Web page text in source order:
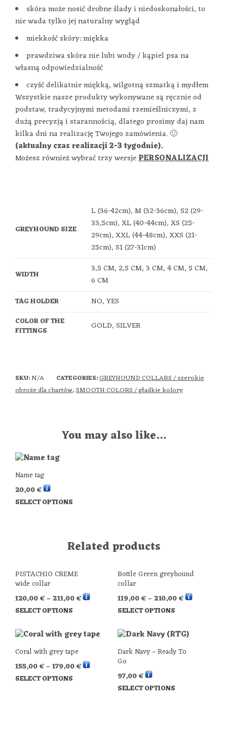
skóra może nosić drobne ślady i niedoskonałości, to
nie wada tylko jej naturalny wygląd
miekkość skóry: miękka
prawdziwa skóra nie lubi wody / kąpiel psa na
własną odpowiedzialność
czyść delikatnie miękką, wilgotną szmatką i mydłem
Wszystkie nasze produkty wykonywane są ręcznie od
podstaw, tradycyjnymi metodami rzemieślniczymi, z
dużą precyzją i starannością, dlatego prosimy daj nam
kilka dni na realizację Twojego zamówienia. 🙂
(aktualny czas realizacji 2-3 tygodnie).
Możesz również wybrać trzy wersjePERSONALIZACJI
GREYHOUND SIZE
L (36-42cm), M (32-36cm), S2 (29-
33,5cm), XL (40-44cm), XS (25-
29cm), XXL (44-48cm), XXS (21-
25cm), S1 (27-31cm)
WIDTH
3,5 CM, 2,5 CM, 3 CM, 4 CM, 5 CM,
6 CM
TAG HOLDER NO, YES
COLOR OF THE
FITTINGS
GOLD, SILVER
SKU:N/A CATEGORIES:GREYHOUND COLLARS / szerokie
obroże dla chartów,SMOOTH COLORS / gładkie kolory
You may also like…
Name tag
20,00€
SELECT OPTIONS
Related products
PISTACHIO CREME
wide collar
120,00€– 211,00€
SELECT OPTIONS
Bottle Green greyhound
collar
119,00€– 210,00€
SELECT OPTIONS
Coral with grey tape
155,00€–179,00€
SELECT OPTIONS
Dark Navy – Ready To
Go
97,00€
SELECT OPTIONS